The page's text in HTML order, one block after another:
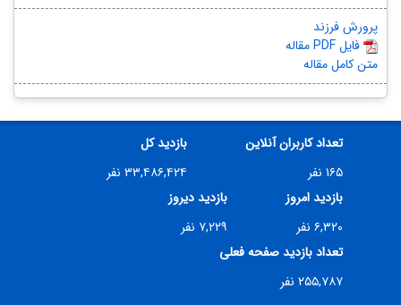
پرورش فرزند
مقاله PDF فایل
متن کامل مقاله
تعداد کاربران آنلاین
۱۶۵ نفر
بازدید کل
۳۳,۴۸۶,۴۲۴ نفر
بازدید امروز
۶,۳۲۰ نفر
بازدید دیروز
۷,۲۲۹ نفر
تعداد بازدید صفحه فعلی
۲۵۵,۷۸۷ نفر